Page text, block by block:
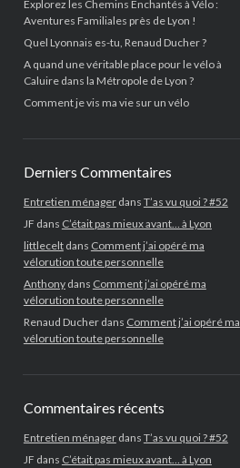
Explorez les Chemins Enchantés à Vélo :
Aventures Familiales près de Lyon !
Quel Lyonnais es-tu, Renaud Ducher ?
A quand une véritable place pour le vélo à
Caluire dans la Métropole de Lyon ?
Comment je vis ma vie sur un vélo
Derniers Commentaires
Entretien ménagerdans T’as vu quoi ? #52
JF dans C’était pas mieux avant… à Lyon
littleceltdans Comment j’ai opéré ma
vélorution toute personnelle
Anthonydans Comment j’ai opéré ma
vélorution toute personnelle
Renaud Ducherdans Comment j’ai opéré ma
vélorution toute personnelle
Commentaires récents
Entretien ménagerdans T’as vu quoi ? #52
JF dans C’était pas mieux avant… à Lyon